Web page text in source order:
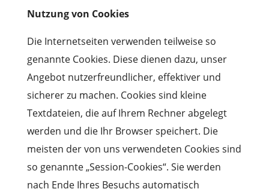
Nutzung von Cookies
Die Internetseiten verwenden teilweise so
genannte Cookies. Diese dienen dazu, unser
Angebot nutzerfreundlicher, effektiver und
sicherer zu machen. Cookies sind kleine
Textdateien, die auf Ihrem Rechner abgelegt
werden und die Ihr Browser speichert. Die
meisten der von uns verwendeten Cookies sind
so genannte „Session-Cookies“. Sie werden
nach Ende Ihres Besuchs automatisch